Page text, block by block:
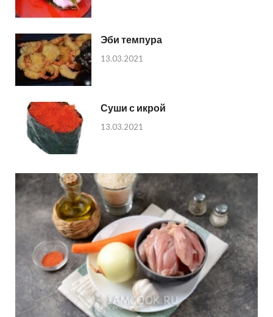
Эби темпура
13.03.2021
Суши с икрой
13.03.2021